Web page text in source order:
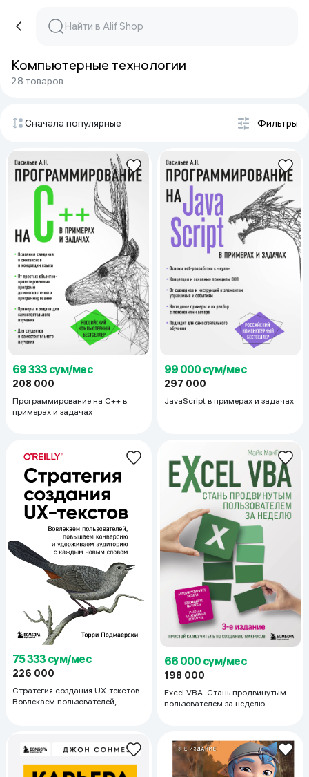
Компьютерные технологии
28 товаров
Сначала популярные Фильтры
69 333 сум/мес
208 000
Программирование на C++ в
примерах и задачах
99 000 сум/мес
297 000
JavaScript в примерах и задачах
75 333 сум/мес
226 000
Стратегия создания UX-текстов.
Вовлекаем пользователей,
66 000 сум/мес
198 000
Excel VBA. Стань продвинутым
пользователем за неделю